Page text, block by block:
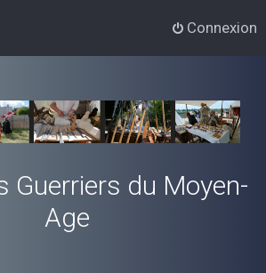
Connexion
Guerriers du Moyen-
Age